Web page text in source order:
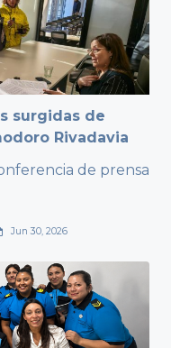
surgidas de
Rivadavia
de prensa
Jun 30, 2026